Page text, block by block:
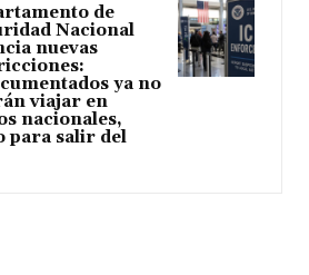
de
Nacional
nuevas
ya no
viajar en
nacionales,
para salir del